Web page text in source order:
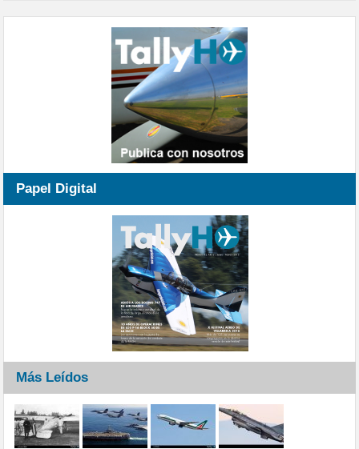
Papel Digital
Más Leídos